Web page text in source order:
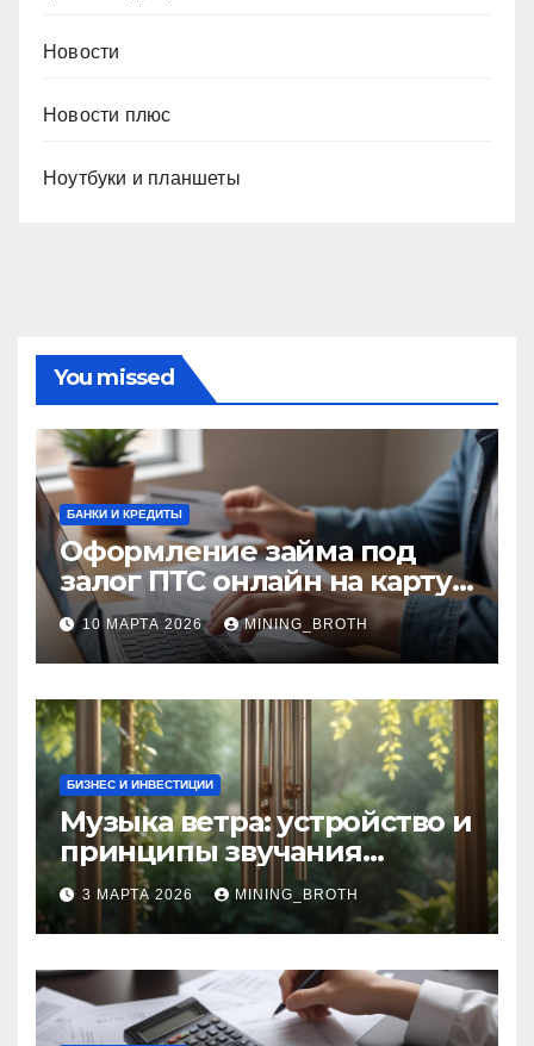
Новости
Новости плюс
Ноутбуки и планшеты
You missed
БАНКИ И КРЕДИТЫ
Оформление займа под
залог ПТС онлайн на карту
без визита в офис: порядок,
требования и документы
10 МАРТА 2026 MINING_BROTH
БИЗНЕС И ИНВЕСТИЦИИ
Музыка ветра: устройство и
принципы звучания
колокольчиков
3 МАРТА 2026 MINING_BROTH